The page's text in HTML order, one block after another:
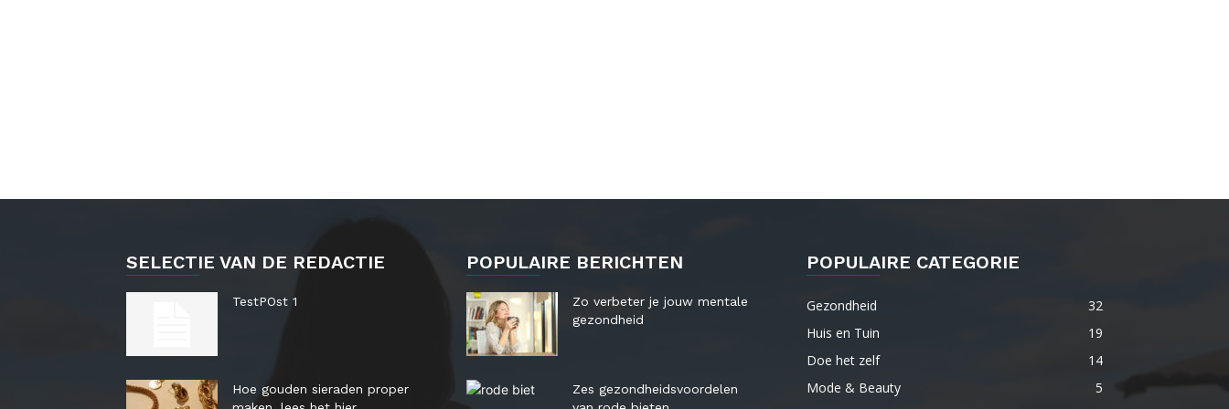
SELECTIE VAN DE REDACTIE
TestPOst 1
Hoe gouden sieraden proper
POPULAIRE BERICHTEN
Zo verbeter je jouw mentale
gezondheid
Zes gezondheidsvoordelen
POPULAIRE CATEGORIE
Gezondheid
32
Huis en Tuin
19
Doe het zelf
14
Mode & Beauty
5